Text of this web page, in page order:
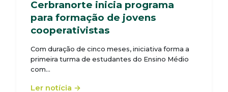
Cerbranorte inicia programa
para formação de jovens
cooperativistas
Com duração de cinco meses, iniciativa forma a
primeira turma de estudantes do Ensino Médio
com…
Ler notícia →